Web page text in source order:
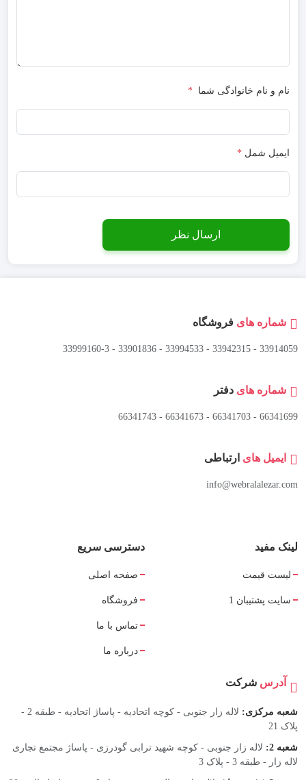
نام و نام خانوادگی شما *
ایمیل شمل *
شماره های فروشگاه
33914059 - 33942315 - 33994533 - 33901836 - 33999160-3 ​
شماره های دفتر
66341699 - 66341703 - 66341673 - 66341743
ایمیل های ارتباطی
info@webralalezar.com
لینک مفید
لیست قیمت
سایت پشتیبان 1
دسترسی سریع
صفحه اصلی
فروشگاه
تماس با ما
درباره ما
آدرس شرکت
شعبه مرکزی:
لاله زار جنوبی - کوچه اتحادیه - پاساژ اتحادیه - طبقه 2 -
پلاک 21
شعبه 2:
لاله زار جنوبی - کوچه شهید ترابی گودرزی - پاساژ مجتمع تجاری
لاله زار - طبقه 3 - پلاک 3